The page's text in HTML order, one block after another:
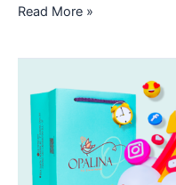
Read More »
transformar
sacolas
personalizadas
em
ferramentas